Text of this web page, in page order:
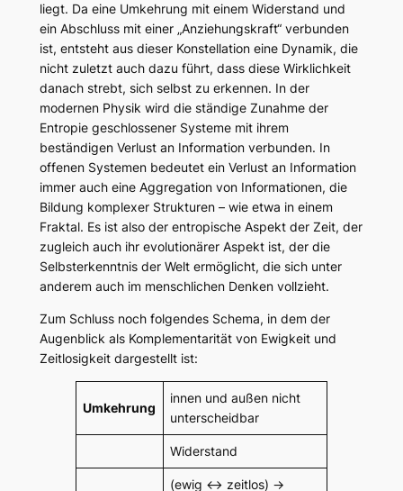
liegt. Da eine Umkehrung mit einem Widerstand und
ein Abschluss mit einer „Anziehungskraft“ verbunden
ist, entsteht aus dieser Konstellation eine Dynamik, die
nicht zuletzt auch dazu führt, dass diese Wirklichkeit
danach strebt, sich selbst zu erkennen. In der
modernen Physik wird die ständige Zunahme der
Entropie geschlossener Systeme mit ihrem
beständigen Verlust an Information verbunden. In
offenen Systemen bedeutet ein Verlust an Information
immer auch eine Aggregation von Informationen, die
Bildung komplexer Strukturen – wie etwa in einem
Fraktal. Es ist also der entropische Aspekt der Zeit, der
zugleich auch ihr evolutionärer Aspekt ist, der die
Selbsterkenntnis der Welt ermöglicht, die sich unter
anderem auch im menschlichen Denken vollzieht.
Zum Schluss noch folgendes Schema, in dem der
Augenblick als Komplementarität von Ewigkeit und
Zeitlosigkeit dargestellt ist:
Umkehrung
innen und außen nicht
unterscheidbar
Widerstand
(ewig <-> zeitlos) ->